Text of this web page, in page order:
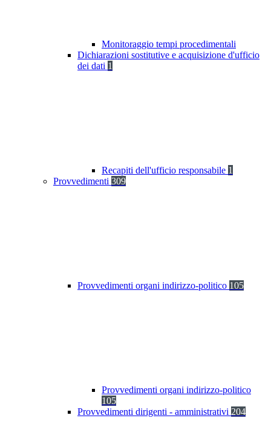
Monitoraggio tempi procedimentali
Dichiarazioni sostitutive e acquisizione d'ufficio
dei dati 1
Recapiti dell'ufficio responsabile 1
Provvedimenti 309
Provvedimenti organi indirizzo-politico 105
Provvedimenti organi indirizzo-politico
105
Provvedimenti dirigenti - amministrativi 204